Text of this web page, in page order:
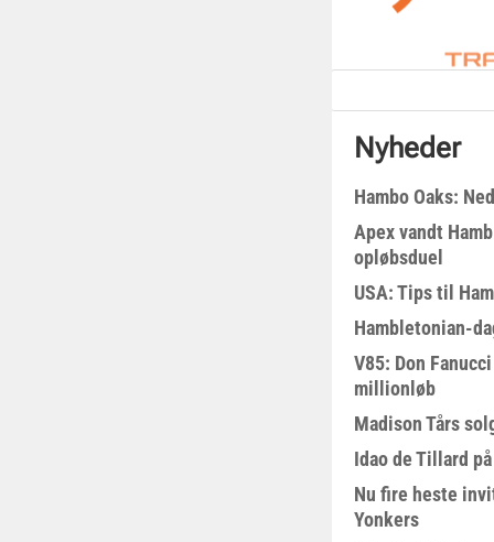
Nyheder
Hambo Oaks:
Apex vandt
opløbsduel
USA: Tips til
Hambletonian-
V85: Don
millionløb
Madison Tårs
Idao de Tillard
Nu fire heste
Yonkers